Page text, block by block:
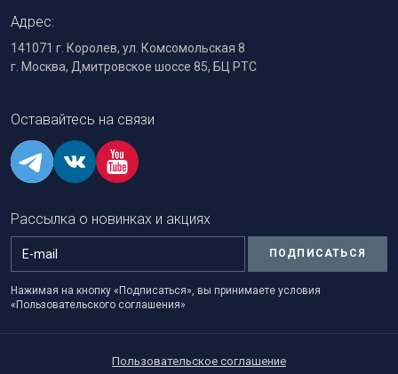
Адрес:
141071 г. Королев, ул. Комсомольская 8
г. Москва, Дмитровское шоссе 85, БЦ РТС
Оставайтесь на связи
Рассылка о новинках и акциях
ПОДПИСАТЬСЯ
Нажимая на кнопку «Подписаться», вы принимаете условия
«Пользовательского соглашения»
Пользовательское соглашение